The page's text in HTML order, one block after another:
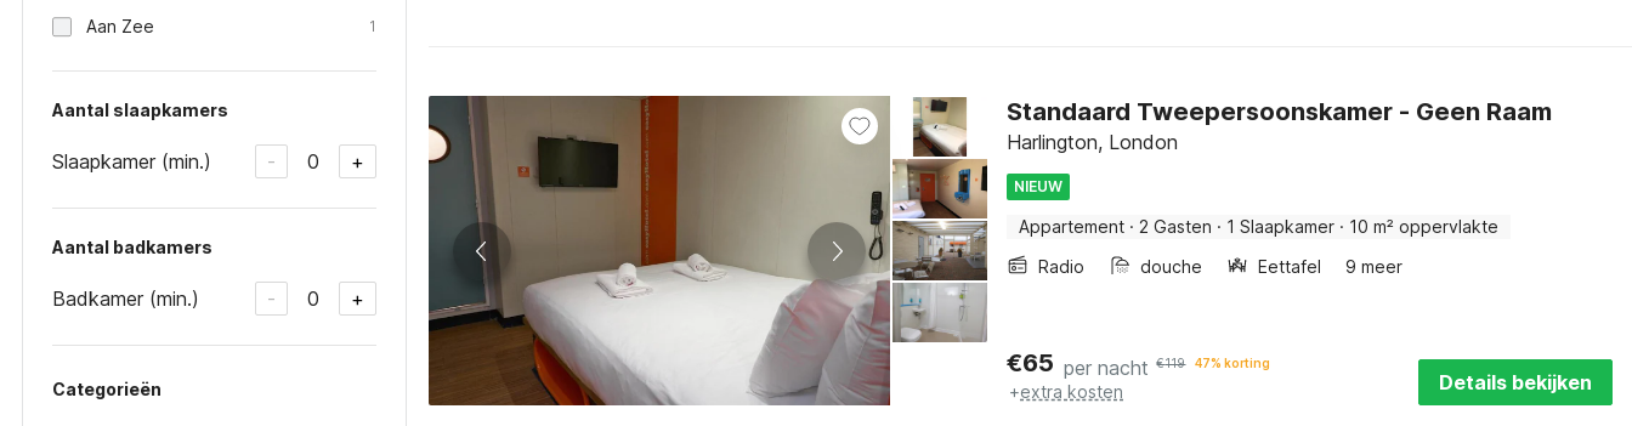
Aan Zee 1
Aantal slaapkamers
Slaapkamer (min.) - 0 +
Aantal badkamers
Badkamer (min.) - 0 +
Categorieën
Standaard Tweepersoonskamer - Geen Raam
Harlington, London
NIEUW
Appartement · 2 Gasten · 1 Slaapkamer · 10 m² oppervlakte
Radio
douche Eettafel 9 meer
€65 per nacht €119 47% korting
+extra kosten Details bekijken